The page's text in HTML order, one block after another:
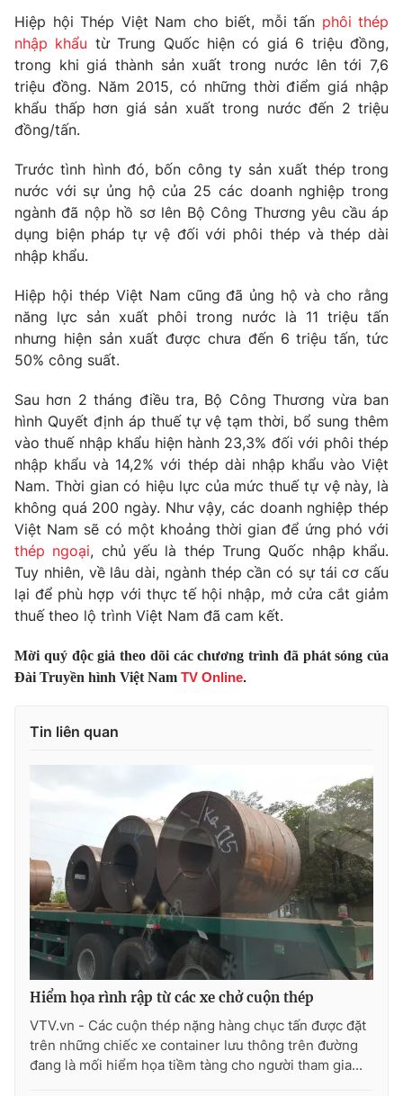
Giải sao mai
Sao
Làm đẹp
Chất lượng cuộc sống
Giáo dục
Tuyển sinh
Học trực tuyến
Công nghệ
Hitech Công nghệ tương lai
Sản phẩm
Thị trường
Tư vấn
Giao lưu trực tuyến
Lịch phát sóng
Chuyên mục khác
Emagazine
Photo Infographic
Video
VTV Money VTV Thể thao
VTV Sức khoẻ Bất động sản
Thị trường 24h Tấm lòng Việt
VTV4 Vươn mình bằng AI
Liên hệ tòa soạn English
Theo dõi báo trên
Cơ quan chủ quản:Đài Truyền hình Việt Nam
Cơ quan báo chí: Thời báo VTV
Giấy phép hoạt động báo in và báo điện tử số 483/GP-BTTTT
cấp ngày 29/12/2023
Phó Tổng Biên tập:Nguyễn Thị Mỹ Hạnh, Phạm Quốc Thắng,
Nguyễn Trọng Ninh
Hiệp hội Thép Việt Nam cho biết, mỗi tấn phôi thép
nhập khẩu từ Trung Quốc hiện có giá 6 triệu đồng,
trong khi giá thành sản xuất trong nước lên tới 7,6
triệu đồng. Năm 2015, có những thời điểm giá nhập
khẩu thấp hơn giá sản xuất trong nước đến 2 triệu
đồng/tấn.
Trước tình hình đó, bốn công ty sản xuất thép trong
nước với sự ủng hộ của 25 các doanh nghiệp trong
ngành đã nộp hồ sơ lên Bộ Công Thương yêu cầu áp
dụng biện pháp tự vệ đối với phôi thép và thép dài
nhập khẩu.
Hiệp hội thép Việt Nam cũng đã ủng hộ và cho rằng
năng lực sản xuất phôi trong nước là 11 triệu tấn
nhưng hiện sản xuất được chưa đến 6 triệu tấn, tức
50% công suất.
Sau hơn 2 tháng điều tra, Bộ Công Thương vừa ban
hình Quyết định áp thuế tự vệ tạm thời, bổ sung thêm
vào thuế nhập khẩu hiện hành 23,3% đối với phôi thép
nhập khẩu và 14,2% với thép dài nhập khẩu vào Việt
Nam. Thời gian có hiệu lực của mức thuế tự vệ này, là
không quá 200 ngày. Như vậy, các doanh nghiệp thép
Việt Nam sẽ có một khoảng thời gian để ứng phó với
thép ngoại, chủ yếu là thép Trung Quốc nhập khẩu.
Tuy nhiên, về lâu dài, ngành thép cần có sự tái cơ cấu
lại để phù hợp với thực tế hội nhập, mở cửa cắt giảm
thuế theo lộ trình Việt Nam đã cam kết.
Mời quý độc giả theo dõi các chương trình đã phát sóng của
Đài Truyền hình Việt Nam TV Online.
Tin liên quan
Hiểm họa rình rập từ các xe chở cuộn thép
VTV.vn - Các cuộn thép nặng hàng chục tấn được đặt
trên những chiếc xe container lưu thông trên đường
đang là mối hiểm họa tiềm tàng cho người tham gia...